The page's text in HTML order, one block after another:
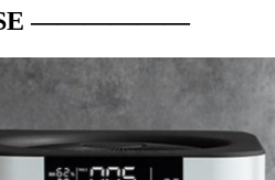
——————